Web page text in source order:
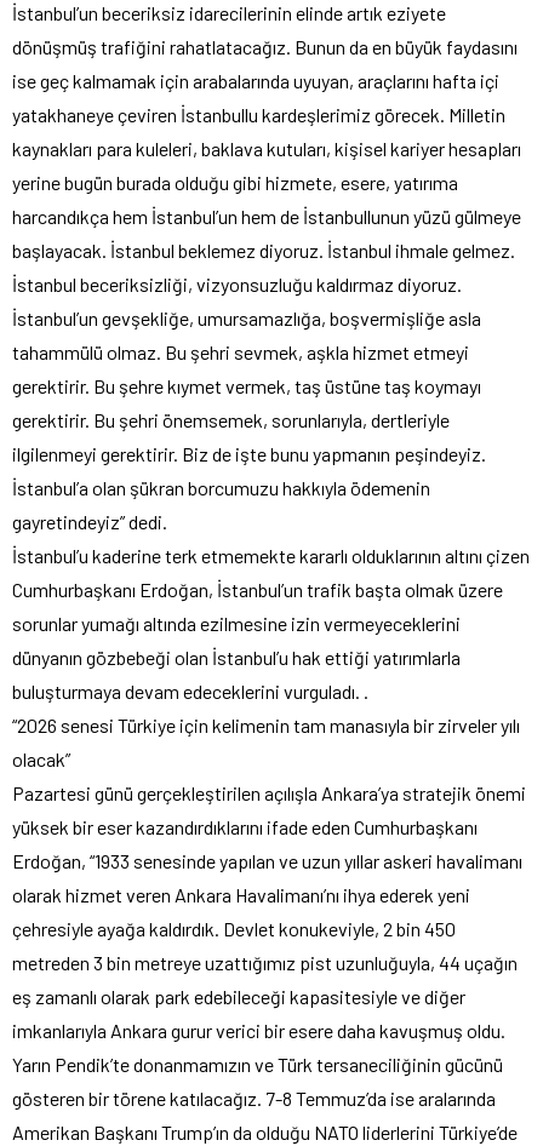
İstanbul’un beceriksiz idarecilerinin elinde artık eziyete
dönüşmüş trafiğini rahatlatacağız. Bunun da en büyük faydasını
ise geç kalmamak için arabalarında uyuyan, araçlarını hafta içi
yatakhaneye çeviren İstanbullu kardeşlerimiz görecek. Milletin
kaynakları para kuleleri, baklava kutuları, kişisel kariyer hesapları
yerine bugün burada olduğu gibi hizmete, esere, yatırıma
harcandıkça hem İstanbul’un hem de İstanbullunun yüzü gülmeye
başlayacak. İstanbul beklemez diyoruz. İstanbul ihmale gelmez.
İstanbul beceriksizliği, vizyonsuzluğu kaldırmaz diyoruz.
İstanbul’un gevşekliğe, umursamazlığa, boşvermişliğe asla
tahammülü olmaz. Bu şehri sevmek, aşkla hizmet etmeyi
gerektirir. Bu şehre kıymet vermek, taş üstüne taş koymayı
gerektirir. Bu şehri önemsemek, sorunlarıyla, dertleriyle
ilgilenmeyi gerektirir. Biz de işte bunu yapmanın peşindeyiz.
İstanbul’a olan şükran borcumuzu hakkıyla ödemenin
gayretindeyiz” dedi.
İstanbul’u kaderine terk etmemekte kararlı olduklarının altını çizen
Cumhurbaşkanı Erdoğan, İstanbul’un trafik başta olmak üzere
sorunlar yumağı altında ezilmesine izin vermeyeceklerini
dünyanın gözbebeği olan İstanbul’u hak ettiği yatırımlarla
buluşturmaya devam edeceklerini vurguladı. .
“2026 senesi Türkiye için kelimenin tam manasıyla bir zirveler yılı
olacak”
Pazartesi günü gerçekleştirilen açılışla Ankara’ya stratejik önemi
yüksek bir eser kazandırdıklarını ifade eden Cumhurbaşkanı
Erdoğan, “1933 senesinde yapılan ve uzun yıllar askeri havalimanı
olarak hizmet veren Ankara Havalimanı’nı ihya ederek yeni
çehresiyle ayağa kaldırdık. Devlet konukeviyle, 2 bin 450
metreden 3 bin metreye uzattığımız pist uzunluğuyla, 44 uçağın
eş zamanlı olarak park edebileceği kapasitesiyle ve diğer
imkanlarıyla Ankara gurur verici bir esere daha kavuşmuş oldu.
Yarın Pendik’te donanmamızın ve Türk tersaneciliğinin gücünü
gösteren bir törene katılacağız. 7-8 Temmuz’da ise aralarında
Amerikan Başkanı Trump’ın da olduğu NATO liderlerini Türkiye’de